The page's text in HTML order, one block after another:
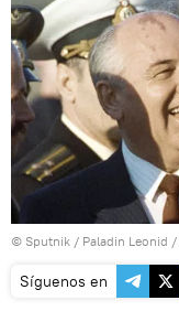
© Sputnik / Paladin Leonid /
Síguenos en